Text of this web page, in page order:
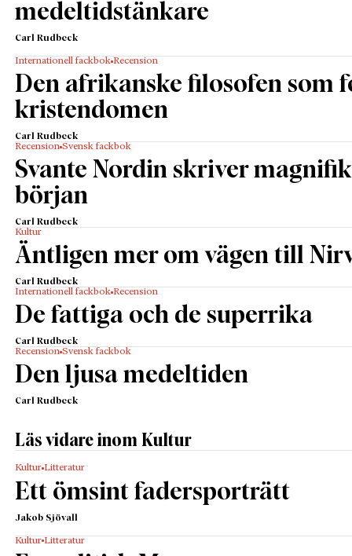
medeltidstänkare
Carl Rudbeck
Internationell fackbok Recension
Den afrikanske filosofen som
kristendomen
Carl Rudbeck
Recension Svensk fackbok
Svante Nordin skriver
början
Carl Rudbeck
Kultur
Äntligen mer om vägen till
Carl Rudbeck
Internationell fackbok Recension
De fattiga och de superrika
Carl Rudbeck
Recension Svensk fackbok
Den ljusa medeltiden
Carl Rudbeck
Läs vidare inom Kultur
Kultur Litteratur
Ett ömsint fadersporträtt
Jakob Sjövall
Kultur Litteratur